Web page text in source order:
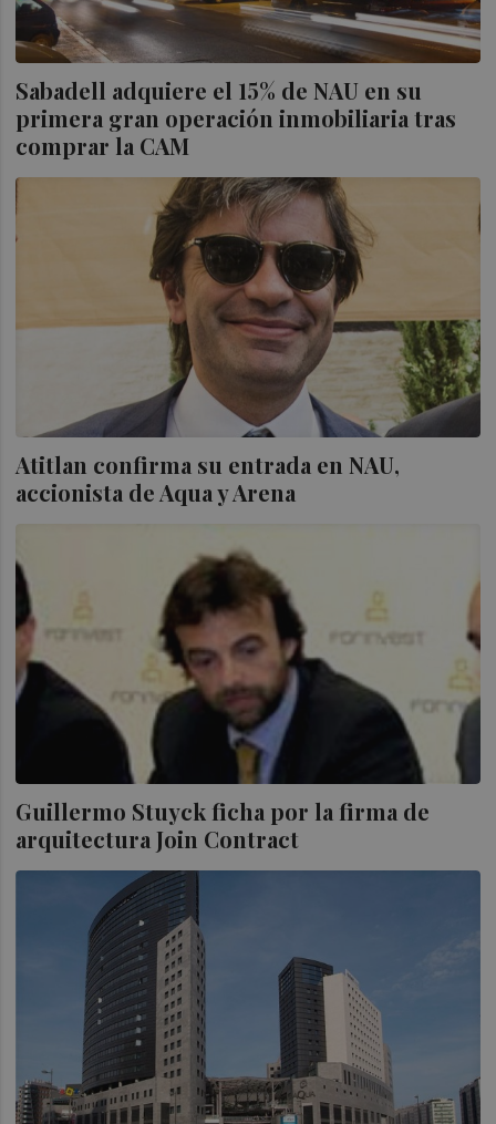
Sabadell adquiere el 15% de NAU en su
primera gran operación inmobiliaria tras
comprar la CAM
Atitlan confirma su entrada en NAU,
accionista de Aqua y Arena
Guillermo Stuyck ficha por la firma de
arquitectura Join Contract